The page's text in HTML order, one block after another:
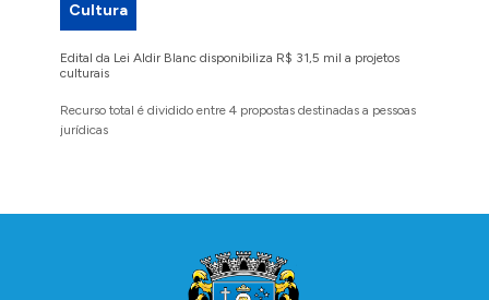
Cultura
Edital da Lei Aldir Blanc disponibiliza R$ 31,5 mil a projetos
culturais
Recurso total é dividido entre 4 propostas destinadas a pessoas
jurídicas